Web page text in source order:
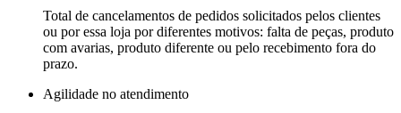
Total de cancelamentos de pedidos solicitados pelos clientes
ou por essa loja por diferentes motivos: falta de peças, produto
com avarias, produto diferente ou pelo recebimento fora do
prazo.
Agilidade no atendimento